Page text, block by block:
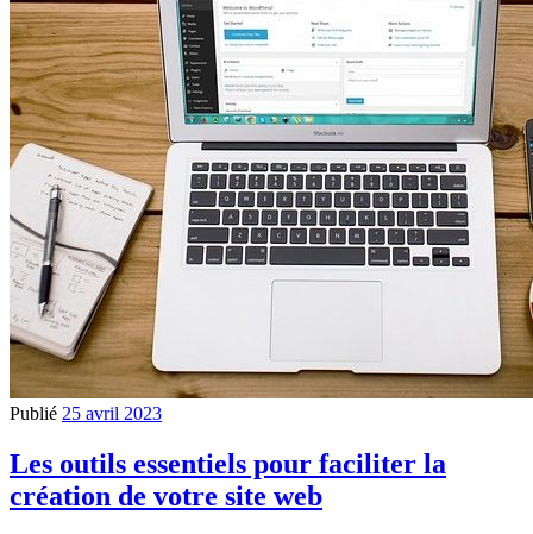
Publié 25 avril 2023
Les outils essentiels pour faciliter la
création de votre site web